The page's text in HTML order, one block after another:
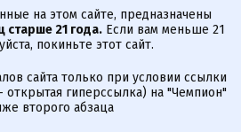
на этом сайте, предназначены
старше 21 года.Если вам меньше 21
покиньте этот сайт.
сайта только при условии ссылки
открытая гиперссылка) на "Чемпион"
второго абзаца